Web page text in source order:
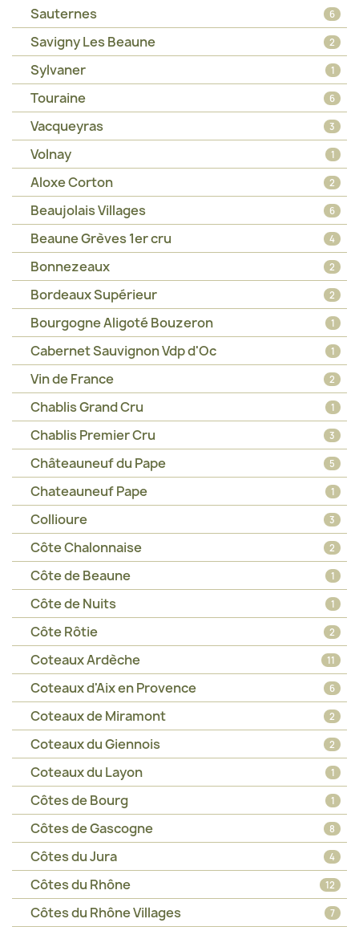
Sauternes 6
Savigny Les Beaune 2
Sylvaner 1
Touraine 6
Vacqueyras 3
Volnay 1
Aloxe Corton 2
Beaujolais Villages 6
Beaune Grèves 1er cru 4
Bonnezeaux 2
Bordeaux Supérieur 2
Bourgogne Aligoté Bouzeron 1
Cabernet Sauvignon Vdp d'Oc 1
Vin de France 2
Chablis Grand Cru 1
Chablis Premier Cru 3
Châteauneuf du Pape 5
Chateauneuf Pape 1
Collioure 3
Côte Chalonnaise 2
Côte de Beaune 1
Côte de Nuits 1
Côte Rôtie 2
Coteaux Ardèche 11
Coteaux d'Aix en Provence 6
Coteaux de Miramont 2
Coteaux du Giennois 2
Coteaux du Layon 1
Côtes de Bourg 1
Côtes de Gascogne 8
Côtes du Jura 4
Côtes du Rhône 12
Côtes du Rhône Villages 7